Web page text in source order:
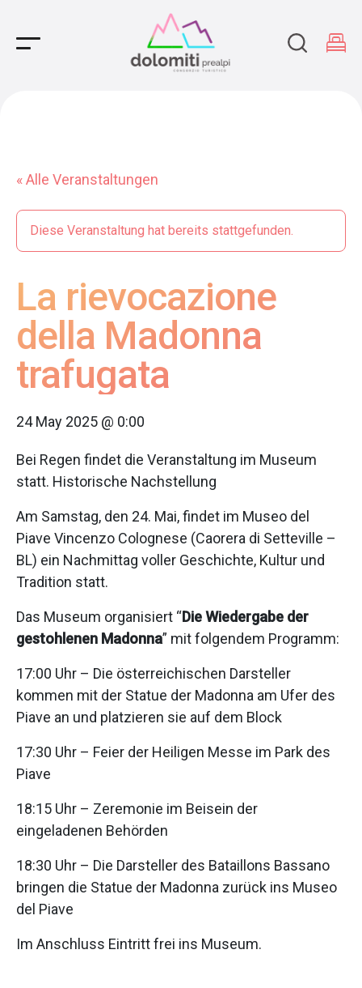
Main Navigation
« Alle Veranstaltungen
Diese Veranstaltung hat bereits stattgefunden.
La rievocazione
della Madonna
trafugata
24 May 2025 @ 0:00
Bei Regen findet die Veranstaltung im Museum
statt. Historische Nachstellung
Am Samstag, den 24. Mai, findet im Museo del
Piave Vincenzo Colognese (Caorera di Setteville –
BL) ein Nachmittag voller Geschichte, Kultur und
Tradition statt.
Das Museum organisiert “Die Wiedergabe der
gestohlenen Madonna” mit folgendem Programm:
17:00 Uhr – Die österreichischen Darsteller
kommen mit der Statue der Madonna am Ufer des
Piave an und platzieren sie auf dem Block
17:30 Uhr – Feier der Heiligen Messe im Park des
Piave
18:15 Uhr – Zeremonie im Beisein der
eingeladenen Behörden
18:30 Uhr – Die Darsteller des Bataillons Bassano
bringen die Statue der Madonna zurück ins Museo
del Piave
Im Anschluss Eintritt frei ins Museum.